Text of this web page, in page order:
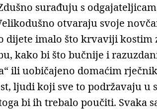
surađuju s
otvaraju svoje
dijete imalo što krvaviji kostim
kako bi što bučnije i
ili uobičajeno domaćim
ljudi koji sve to podržavaju u
bi ih trebalo poučiti. Svaka